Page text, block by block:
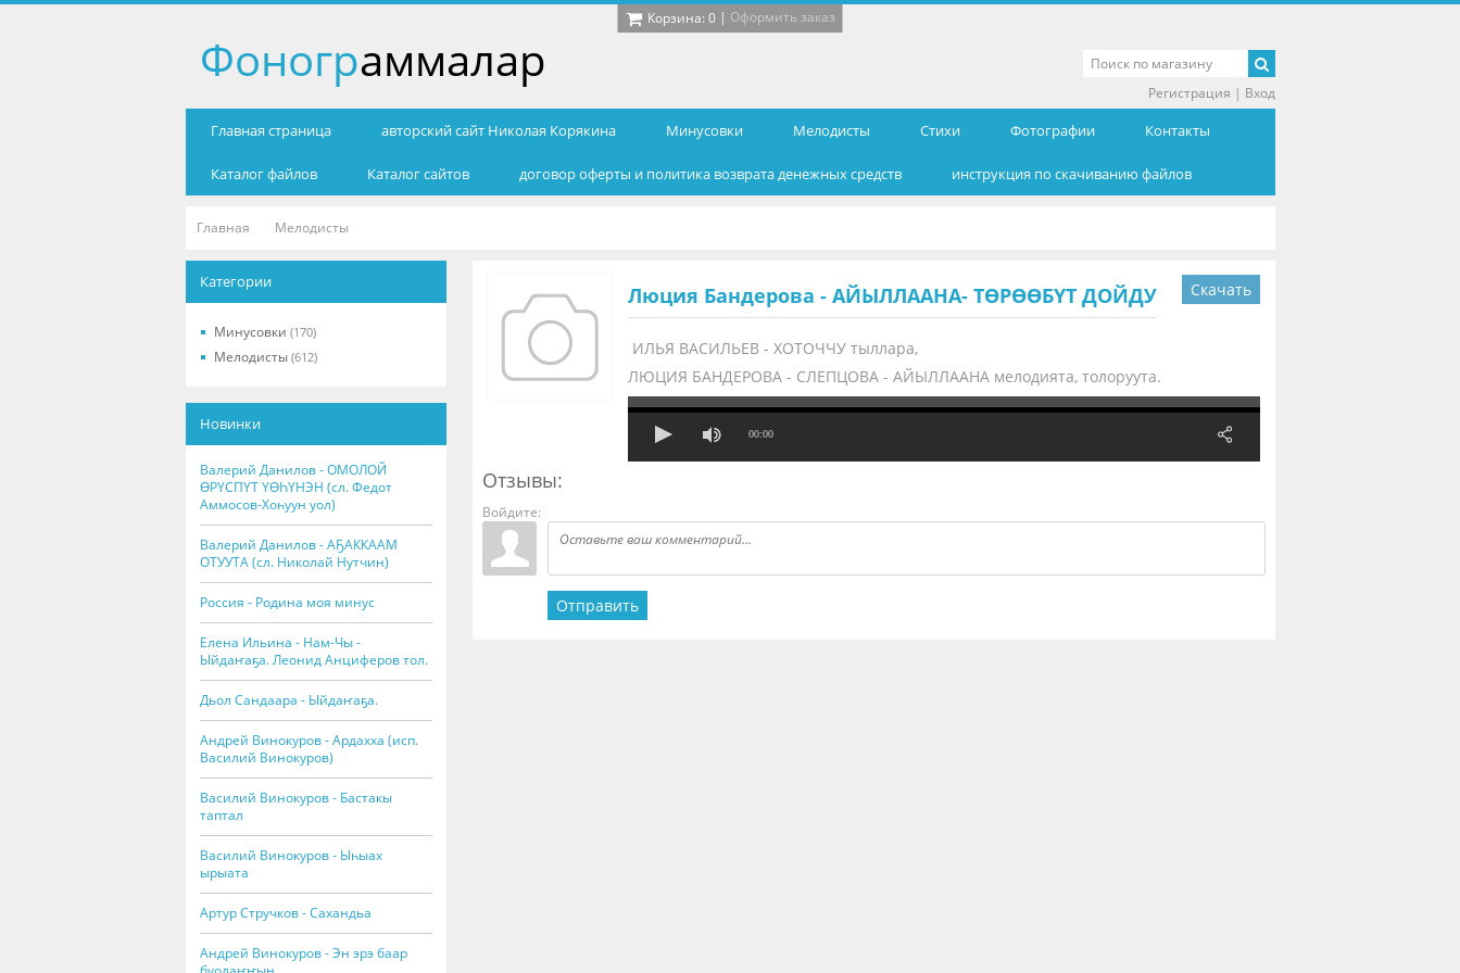
Корзина: 0| Оформить заказ
Фонограммалар
Главная страница авторский сайт Николая Корякина Минусовки Мелодисты Cтихи Фотографии Контакты
Каталог файлов Каталог сайтов договор оферты и политика возврата денежных средств инструкция по скачиванию файлов
Регистрация | Вход
Главная Мелодисты
Люция Бандерова - АЙЫЛЛААНА- ТӨРӨӨБҮТ ДОЙДУ Скачать
ИЛЬЯ ВАСИЛЬЕВ - ХОТОЧЧУ тыллара,
ЛЮЦИЯ БАНДЕРОВА - СЛЕПЦОВА - АЙЫЛЛААНА мелодията, толоруута.
00:00
Отзывы:
Войдите:
Отправить
Категории
Минусовки (170)
Мелодисты (612)
Новинки
Валерий Данилов - ОМОЛОЙ
ӨРҮСПҮТ ҮӨҺҮНЭН (сл. Федот
Аммосов-Хоһуун уол)
Валерий Данилов - АҔАККААМ
ОТУУТА (сл. Николай Нутчин)
Россия - Родина моя минус
Елена Ильина - Нам-Чы -
Ыйдаҥаҕа. Леонид Анциферов тол.
Дьол Сандаара - Ыйдаҥаҕа.
Андрей Винокуров - Ардахха (исп.
Василий Винокуров)
Василий Винокуров - Бастакы
таптал
Василий Винокуров - Ыһыах
ырыата
Артур Стручков - Сахандьа
Андрей Винокуров - Эн эрэ баар